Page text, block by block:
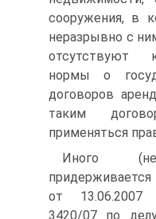
сооружения, в
неразрывно с
отсутствуют
нормы о
договоров
таким
применяться
Иного
от 13.06.2007
3420/07 по